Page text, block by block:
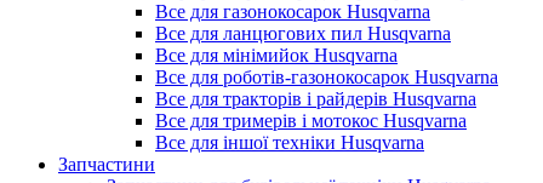
Все для газонокосарок Husqvarna
Все для ланцюгових пил Husqvarna
Все для мінімийок Husqvarna
Все для роботів-газонокосарок Husqvarna
Все для тракторів і райдерів Husqvarna
Все для тримерів і мотокос Husqvarna
Все для іншої техніки Husqvarna
Запчастини